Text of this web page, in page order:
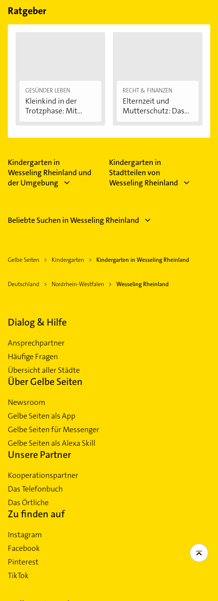
Feiertagen abweichen können.
Ratgeber
GESÜNDER LEBEN
Kleinkind in der
Trotzphase: Mit...
RECHT & FINANZEN
Elternzeit und
Mutterschutz: Das...
Kindergarten in
Wesseling Rheinland und
der Umgebung
Kindergarten in
Stadtteilen von
Wesseling Rheinland
Beliebte Suchen in Wesseling Rheinland
Gelbe Seiten Kindergarten Kindergarten in Wesseling Rheinland
Deutschland Nordrhein-Westfalen Wesseling Rheinland
Dialog & Hilfe
Ansprechpartner
Häufige Fragen
Übersicht aller Städte
Über Gelbe Seiten
Newsroom
Gelbe Seiten als App
Gelbe Seiten für Messenger
Gelbe Seiten als Alexa Skill
Unsere Partner
Kooperationspartner
Das Telefonbuch
Das Örtliche
Zu finden auf
Instagram
Facebook
Pinterest
TikTok